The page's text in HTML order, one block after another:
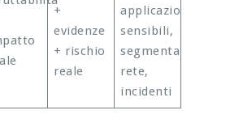
+
evidenze
+ rischio
reale
applicazioni
sensibili,
segmentazione
rete,
incidenti